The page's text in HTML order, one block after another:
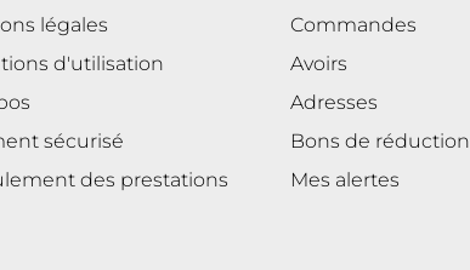
légales
d'utilisation
sécurisé
des prestations
Commandes
Avoirs
Adresses
Bons de réduction
Mes alertes